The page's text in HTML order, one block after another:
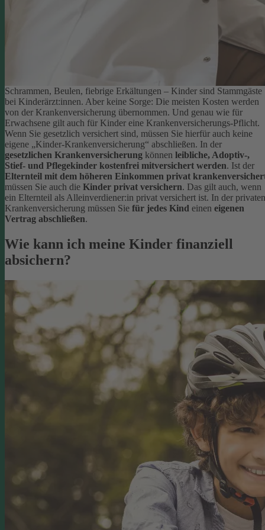
Schrammen, Beulen, fiebrige Erkältungen – Kinder sind Stammgäste
bei Kinderärzt:innen. Aber keine Sorge: Die meisten Kosten werden
von der Krankenversicherung übernommen. Und genau wie für
Erwachsene gilt auch für Kinder eine Krankenversicherungs-Pflicht.
Wenn Sie gesetzlich versichert sind, müssen Sie hierfür auch keine
eigene „Kinder-Krankenversicherung“ abschließen. In der
gesetzlichen Krankenversicherung können leibliche, Adoptiv-,
Stief- und Pflegekinder kostenfrei mitversichert werden. Ist der
Elternteil mit dem höheren Einkommen privat
müssen Sie auch die Kinder privat versichern. Das gilt auch, wenn
ein Elternteil als Alleinverdiener:in privat versichert ist. In der privaten
Krankenversicherung müssen Sie für jedes Kind einen eigenen
Vertrag abschließen.
Wie kann ich meine Kinder finanziell
absichern?